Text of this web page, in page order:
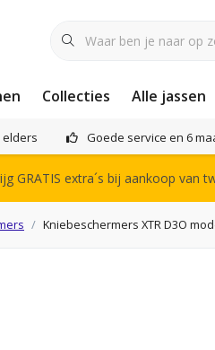
Collecties Alle jassen
Goede service en 6
GRATIS extra´s bij aankoop van
Kniebeschermers XTR D3O